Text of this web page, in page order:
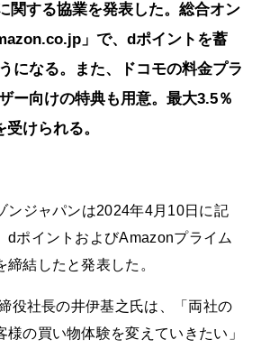
関する協業を発表した。総合オン
」で、dポイントを蓄
になる。また、ドコモの料金プラ
ー向けの特典も用意。最大3.5％
けられる。
ンジャパンは2024年4月10日に記
dポイントおよびAmazonプライム
結したと発表した。
役社長の井伊基之氏は、「両社の
の買い物体験を変えていきたい」